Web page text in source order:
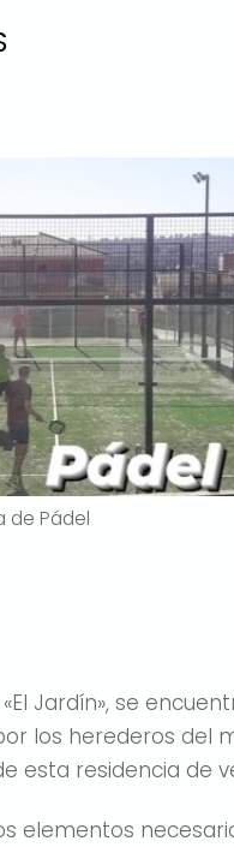
de Pádel
«El Jardín», se
los herederos del
esta residencia de
elementos